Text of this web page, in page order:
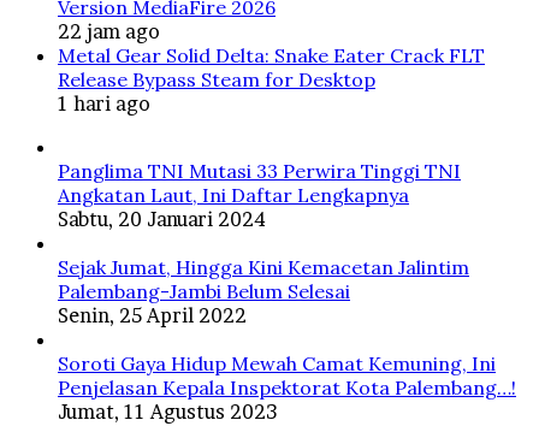
Version MediaFire 2026
22 jam ago
Metal Gear Solid Delta: Snake Eater Crack FLT
Release Bypass Steam for Desktop
1 hari ago
Panglima TNI Mutasi 33 Perwira Tinggi TNI
Angkatan Laut, Ini Daftar Lengkapnya
Sabtu, 20 Januari 2024
Sejak Jumat, Hingga Kini Kemacetan Jalintim
Palembang-Jambi Belum Selesai
Senin, 25 April 2022
Soroti Gaya Hidup Mewah Camat Kemuning, Ini
Penjelasan Kepala Inspektorat Kota Palembang…!
Jumat, 11 Agustus 2023